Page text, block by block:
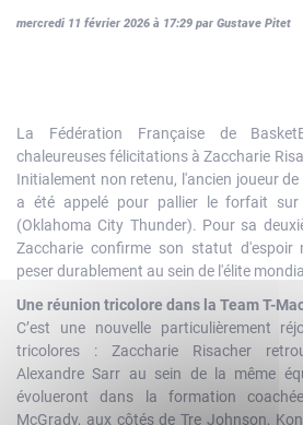
mercredi 11 février 2026 à 17:29 par Gustave Pitet
La Fédération Française de
chaleureuses félicitations à Zaccharie
Initialement non retenu, l'ancien joueur de
a été appelé pour pallier le forfait sur
(Oklahoma City Thunder). Pour sa
Zaccharie confirme son statut
peser durablement au sein de l'élite
Une réunion tricolore dans la Team T-
C’est une nouvelle particulièrement
tricolores : Zaccharie Risacher
Alexandre Sarr au sein de la même
évolueront dans la formation
McGrady, aux côtés de Tre Johnson,